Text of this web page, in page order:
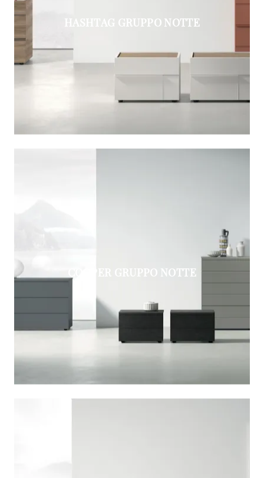
HASHTAG GRUPPO NOTTE
COOPER GRUPPO NOTTE